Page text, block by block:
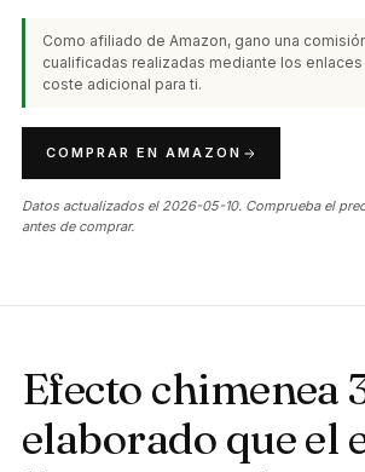
Como afiliado de Amazon, gano una
cualificadas realizadas mediante los
coste adicional para ti.
COMPRAR EN AMAZON
Datos actualizados el 2026-05-10. Comprueba el
antes de comprar.
Efecto chimenea
elaborado que el